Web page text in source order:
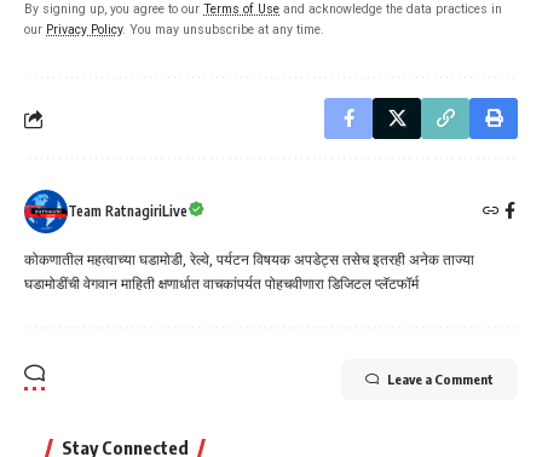
By signing up, you agree to our Terms of Use and acknowledge the data practices in
our Privacy Policy. You may unsubscribe at any time.
Team RatnagiriLive
कोकणातील महत्वाच्या घडामोडी, रेल्वे, पर्यटन विषयक अपडेट्स तसेच इतरही अनेक ताज्या
घडामोडींची वेगवान माहिती क्षणार्धात वाचकांपर्यत पोहचवीणारा डिजिटल प्लॅटफॉर्म
Leave a Comment
Stay Connected